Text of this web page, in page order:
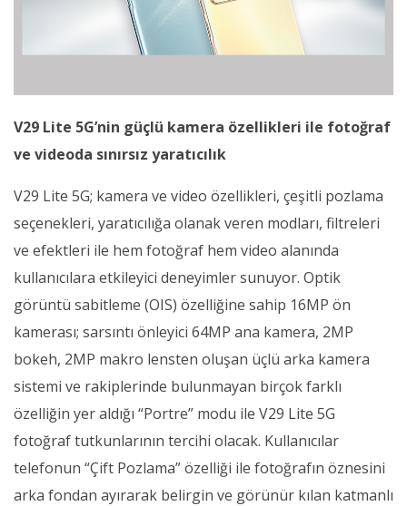
V29 Lite 5G’nin güçlü kamera özellikleri ile fotoğraf
ve videoda sınırsız yaratıcılık
V29 Lite 5G; kamera ve video özellikleri, çeşitli pozlama
seçenekleri, yaratıcılığa olanak veren modları, filtreleri
ve efektleri ile hem fotoğraf hem video alanında
kullanıcılara etkileyici deneyimler sunuyor. Optik
görüntü sabitleme (OIS) özelliğine sahip 16MP ön
kamerası; sarsıntı önleyici 64MP ana kamera, 2MP
bokeh, 2MP makro lensten oluşan üçlü arka kamera
sistemi ve rakiplerinde bulunmayan birçok farklı
özelliğin yer aldığı “Portre” modu ile V29 Lite 5G
fotoğraf tutkunlarının tercihi olacak. Kullanıcılar
telefonun “Çift Pozlama” özelliği ile fotoğrafın öznesini
arka fondan ayırarak belirgin ve görünür kılan katmanlı